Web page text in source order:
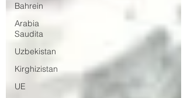
Bahrein
Arabia
Saudita
Uzbekistan
Kirghizistan
UE